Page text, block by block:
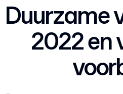
Duurzame
2022 en